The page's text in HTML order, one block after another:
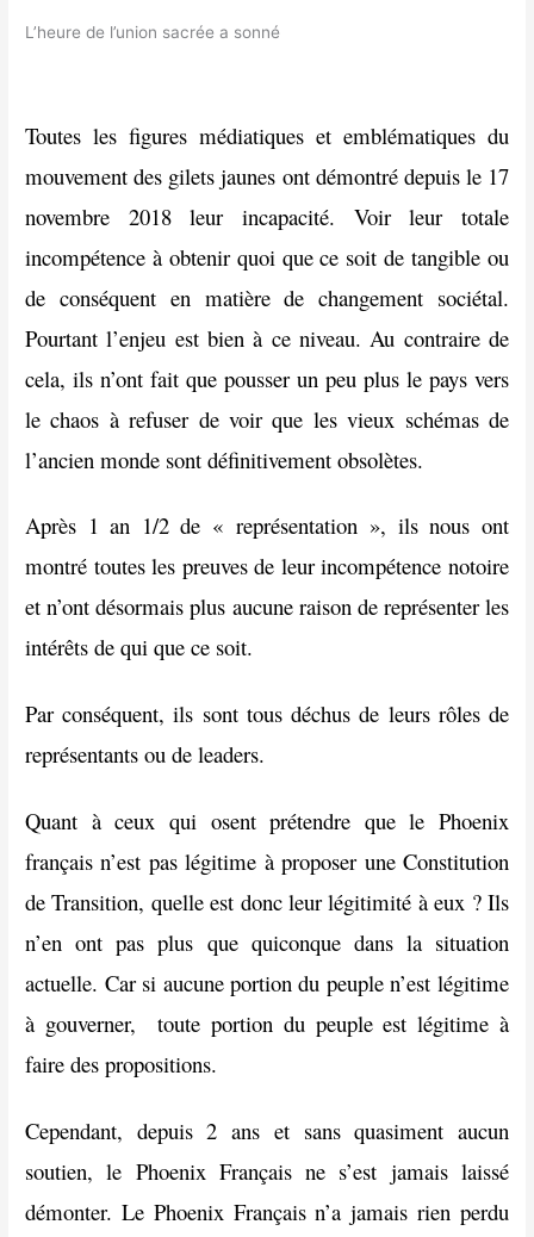
L’heure de l’union sacrée a sonné
Toutes les figures médiatiques et emblématiques du
mouvement des gilets jaunes ont démontré depuis le 17
novembre 2018 leur incapacité. Voir leur totale
incompétence à obtenir quoi que ce soit de tangible ou
de conséquent en matière de changement sociétal.
Pourtant l’enjeu est bien à ce niveau. Au contraire de
cela, ils n’ont fait que pousser un peu plus le pays vers
le chaos à refuser de voir que les vieux schémas de
l’ancien monde sont définitivement obsolètes.
Après 1 an 1/2 de « représentation », ils nous ont
montré toutes les preuves de leur incompétence notoire
et n’ont désormais plus aucune raison de représenter les
intérêts de qui que ce soit.
Par conséquent, ils sont tous déchus de leurs rôles de
représentants ou de leaders.
Quant à ceux qui osent prétendre que le Phoenix
français n’est pas légitime à proposer une Constitution
de Transition, quelle est donc leur légitimité à eux ? Ils
n’en ont pas plus que quiconque dans la situation
actuelle. Car si aucune portion du peuple n’est légitime
à gouverner, toute portion du peuple est légitime à
faire des propositions.
Cependant, depuis 2 ans et sans quasiment aucun
soutien, le Phoenix Français ne s’est jamais laissé
démonter. Le Phoenix Français n’a jamais rien perdu